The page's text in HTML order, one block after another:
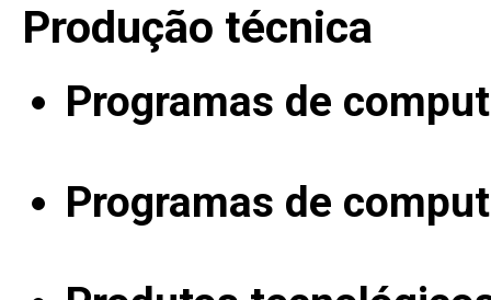
Produção técnica
Programas de
Programas de